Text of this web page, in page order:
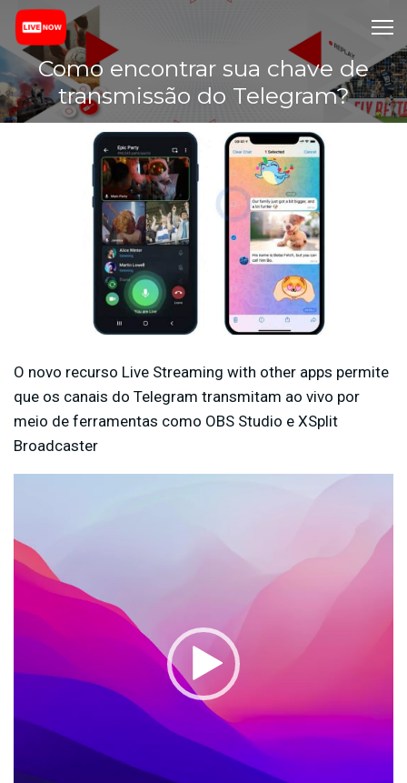
Como encontrar sua chave de
transmissão do Telegram?
O novo recurso Live Streaming with other apps permite
que os canais do Telegram transmitam ao vivo por
meio de ferramentas como OBS Studio e XSplit
Broadcaster
a